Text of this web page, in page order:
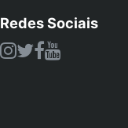
Redes Sociais